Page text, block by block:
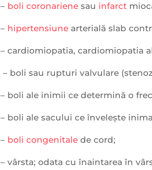
– boli coronariene sau infarct
– hipertensiune arterială slab
– cardiomiopatia, cardiomiopatia
– boli sau rupturi valvulare
– boli ale inimii ce determină o
– boli ale sacului ce învelește
– boli congenitale de cord;
– vârsta; odata cu înaintarea în